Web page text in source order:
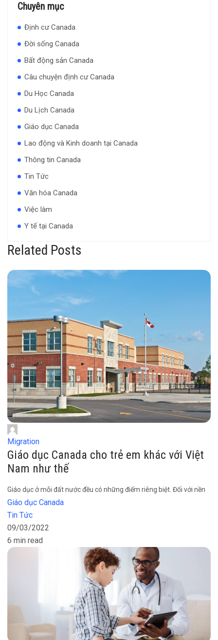
Chuyên mục
Định cư Canada
Đời sống Canada
Bất động sản Canada
Câu chuyện định cư Canada
Du Học Canada
Du Lịch Canada
Giáo dục Canada
Lao động và Kinh doanh tại Canada
Thông tin Canada
Tin Tức
Văn hóa Canada
Việc làm
Y tế tại Canada
Related Posts
Migration
Giáo dục Canada cho trẻ em khác với Việt
Nam như thế
Giáo dục ở mỗi đất nước đều có những điểm riêng biệt. Đối với nền
Giáo dục Canada
Tin Tức
09/03/2022
6 min read